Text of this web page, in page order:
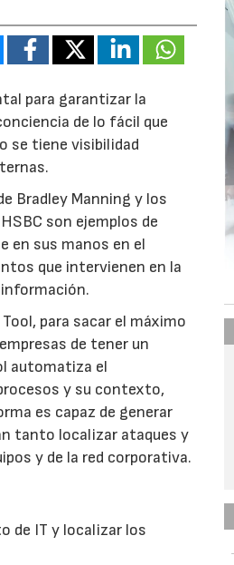
para garantizar la
de lo fácil que
se tiene visibilidad
Bradley Manning y los
son ejemplos de
en sus manos en el
que intervienen en la
información.
para sacar el máximo
de tener un
automatiza el
y su contexto,
es capaz de generar
tanto localizar ataques y
y de la red corporativa.
de IT y localizar los